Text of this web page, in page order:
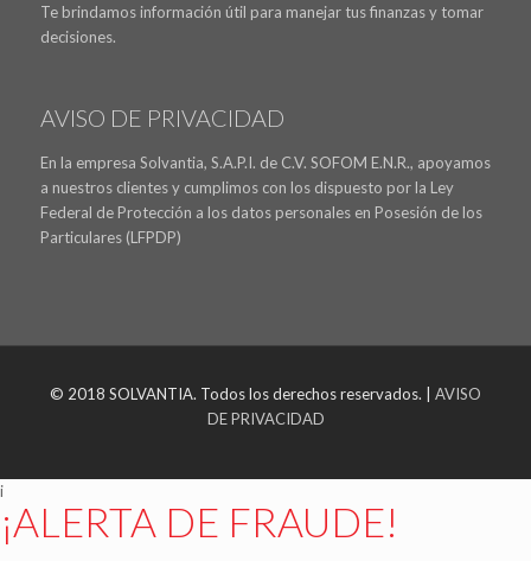
Te brindamos información útil para manejar tus finanzas y tomar
decisiones.
AVISO DE PRIVACIDAD
En la empresa Solvantia, S.A.P.I. de C.V. SOFOM E.N.R., apoyamos
a nuestros clientes y cumplimos con los dispuesto por la Ley
Federal de Protección a los datos personales en Posesión de los
Particulares (LFPDP)
© 2018 SOLVANTIA. Todos los derechos reservados. | AVISO
DE PRIVACIDAD
i
¡ALERTA DE FRAUDE!